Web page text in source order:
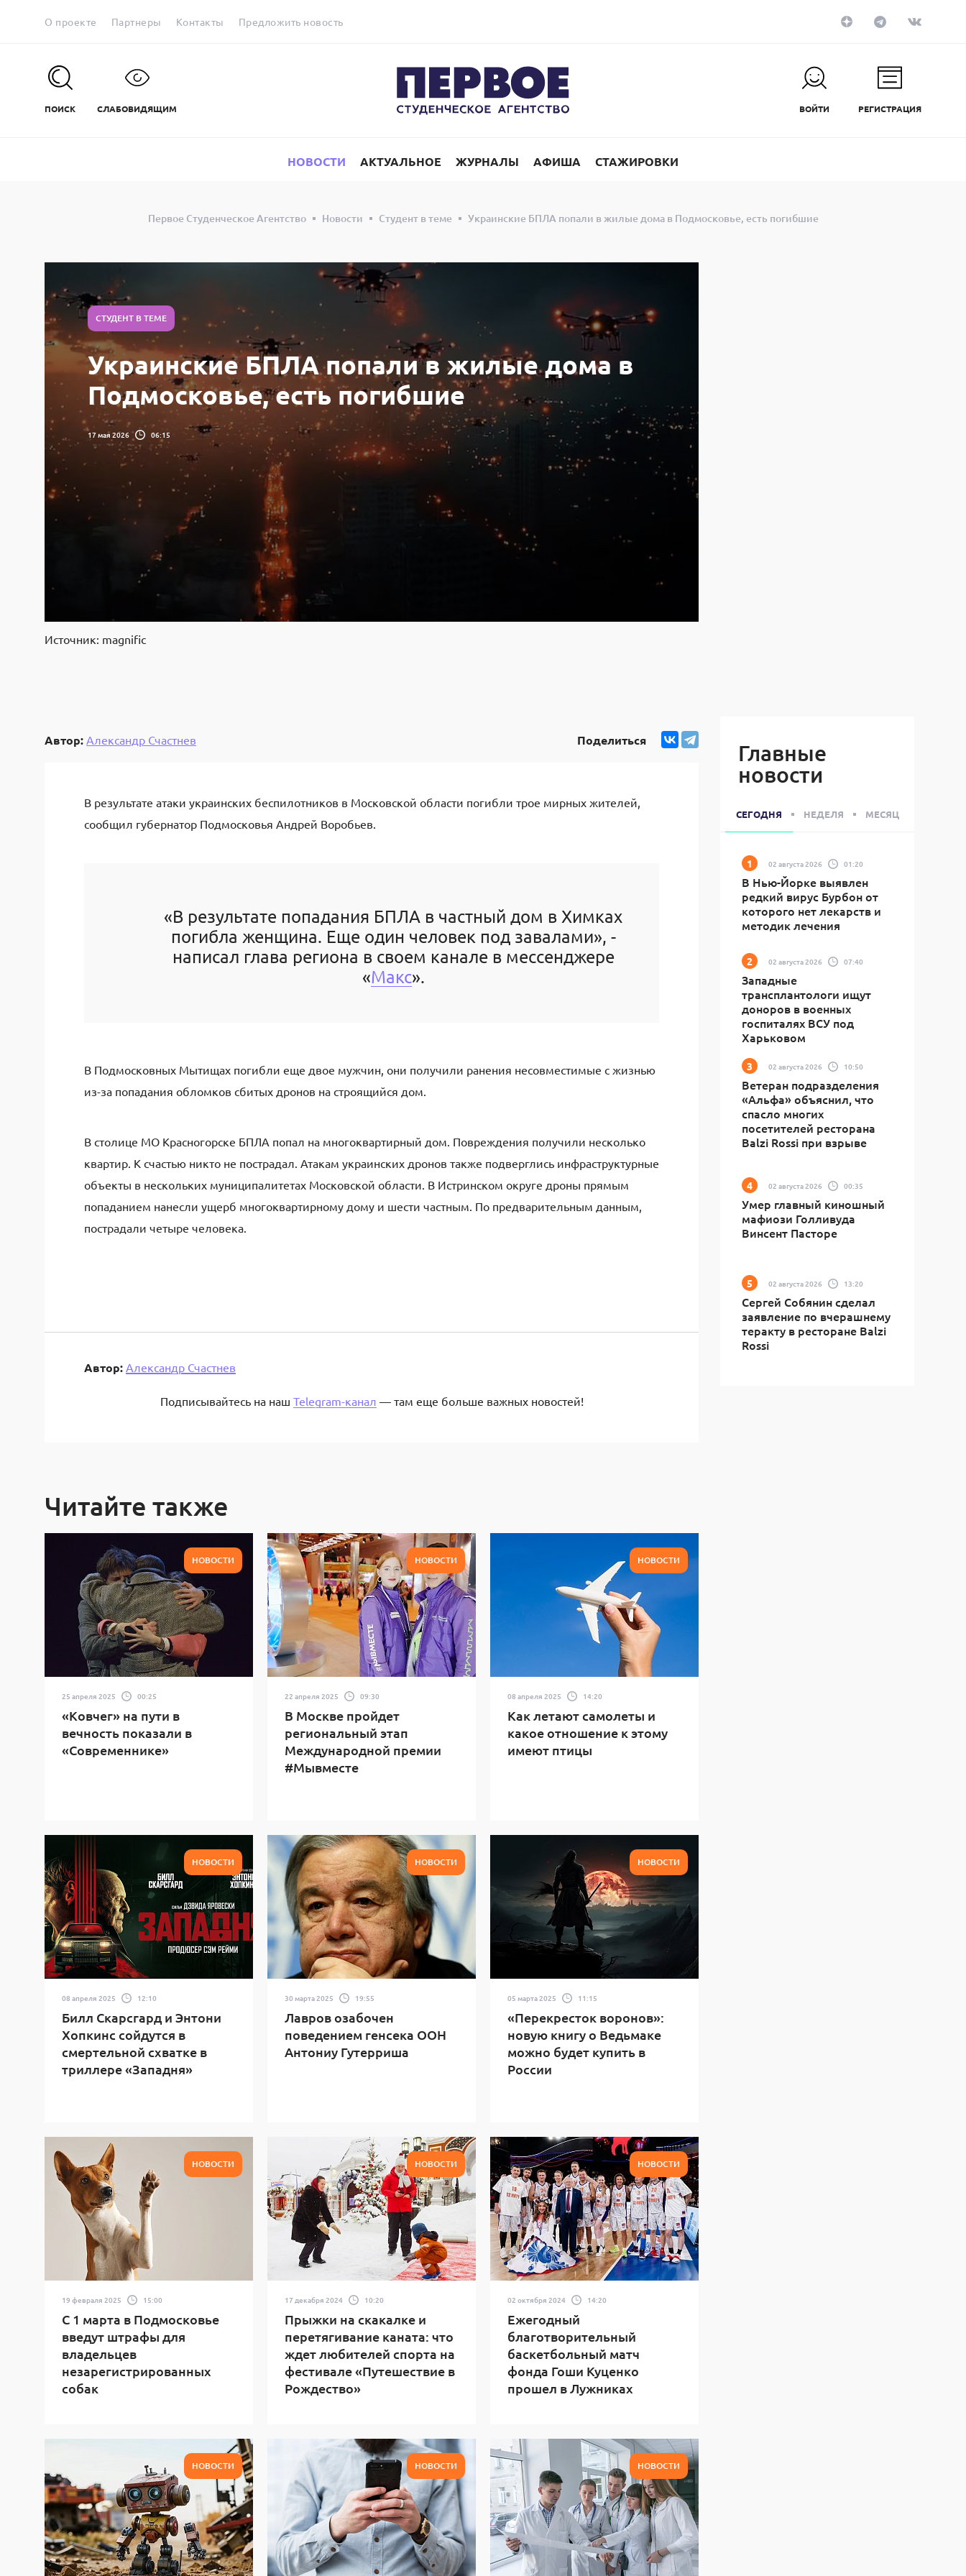
О проекте Партнеры Контакты Предложить новость
ПОИСК СЛАБОВИДЯЩИМ ВОЙТИ РЕГИСТРАЦИЯ
НОВОСТИ АКТУАЛЬНОЕ ЖУРНАЛЫ АФИША СТАЖИРОВКИ
Первое Студенческое Агентство Новости Студент в теме Украинские БПЛА попали в жилые дома в Подмосковье, есть погибшие
СТУДЕНТ В ТЕМЕ
Украинские БПЛА попали в жилые дома в
Подмосковье, есть погибшие
17 мая 2026 06:15
Источник: magnific
Автор: Александр Счастнев Поделиться
В результате атаки украинских беспилотников в Московской области погибли трое мирных жителей,
сообщил губернатор Подмосковья Андрей Воробьев.
«В результате попадания БПЛА в частный дом в Химках
погибла женщина. Еще один человек под завалами», -
написал глава региона в своем канале в мессенджере
«Макс».
В Подмосковных Мытищах погибли еще двое мужчин, они получили ранения несовместимые с жизнью
из-за попадания обломков сбитых дронов на строящийся дом.
В столице МО Красногорске БПЛА попал на многоквартирный дом. Повреждения получили несколько
квартир. К счастью никто не пострадал. Атакам украинских дронов также подверглись инфраструктурные
объекты в нескольких муниципалитетах Московской области. В Истринском округе дроны прямым
попаданием нанесли ущерб многоквартирному дому и шести частным. По предварительным данным,
пострадали четыре человека.
Автор: Александр Счастнев
Подписывайтесь на наш Telegram-канал — там еще больше важных новостей!
Читайте также
НОВОСТИ
25 апреля 2025 00:25
«Ковчег» на пути в
вечность показали в
«Современнике»
НОВОСТИ
22 апреля 2025 09:30
В Москве пройдет
региональный этап
Международной премии
#Мывместе
НОВОСТИ
08 апреля 2025 14:20
Как летают самолеты и
какое отношение к этому
имеют птицы
НОВОСТИ
08 апреля 2025 12:10
Билл Скарсгард и Энтони
Хопкинс сойдутся в
смертельной схватке в
триллере «Западня»
НОВОСТИ
30 марта 2025 19:55
Лавров озабочен
поведением генсека ООН
Антониу Гутерриша
НОВОСТИ
05 марта 2025 11:15
«Перекресток воронов»:
новую книгу о Ведьмаке
можно будет купить в
России
НОВОСТИ
19 февраля 2025 15:00
С 1 марта в Подмосковье
введут штрафы для
владельцев
незарегистрированных
собак
НОВОСТИ
17 декабря 2024 10:20
Прыжки на скакалке и
перетягивание каната: что
ждет любителей спорта на
фестивале «Путешествие в
Рождество»
НОВОСТИ
02 октября 2024 14:20
Ежегодный
благотворительный
баскетбольный матч
фонда Гоши Куценко
прошел в Лужниках
НОВОСТИ НОВОСТИ НОВОСТИ
Главные
новости
СЕГОДНЯ НЕДЕЛЯ МЕСЯЦ
02 августа 2026 01:20
В Нью-Йорке выявлен
редкий вирус Бурбон от
которого нет лекарств и
методик лечения
02 августа 2026 07:40
Западные
трансплантологи ищут
доноров в военных
госпиталях ВСУ под
Харьковом
02 августа 2026 10:50
Ветеран подразделения
«Альфа» объяснил, что
спасло многих
посетителей ресторана
Balzi Rossi при взрыве
02 августа 2026 00:35
Умер главный киношный
мафиози Голливуда
Винсент Пасторе
02 августа 2026 13:20
Сергей Собянин сделал
заявление по вчерашнему
теракту в ресторане Balzi
Rossi